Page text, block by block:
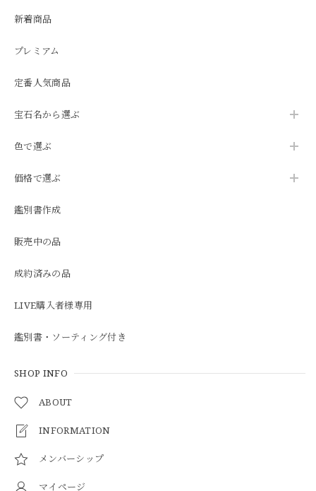
新着商品
プレミアム
定番人気商品
宝石名から選ぶ
色で選ぶ
価格で選ぶ
鑑別書作成
販売中の品
成約済みの品
LIVE購入者様専用
鑑別書・ソーティング付き
SHOP INFO
ABOUT
INFORMATION
メンバーシップ
マイページ